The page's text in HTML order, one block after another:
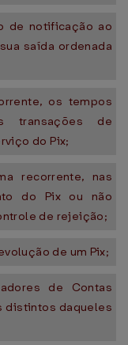
de notificação ao
saída ordenada
os tempos
transações de
do Pix;
recorrente, nas
do Pix ou não
de rejeição;
de um Pix;
de Contas
distintos daqueles